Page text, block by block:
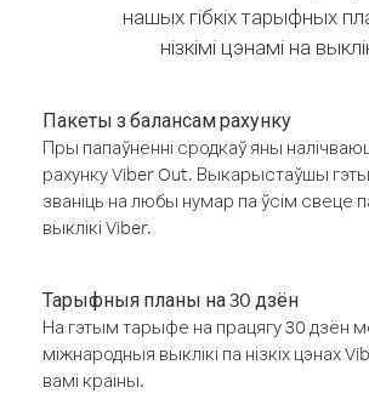
нашых гібкіх тарыфных
нізкімі цэнамі на
Пакеты з балансам рахунку
Пры папаўненні сродкаў яны
рахунку Viber Out. Выкарыстаўшы
званіць на любы нумар па ўсім свеце
выклікі Viber.
Тарыфныя планы на 30 дзён
На гэтым тарыфе на працягу 30 дзён
міжнародныя выклікі па нізкіх цэнах
вамі краіны.